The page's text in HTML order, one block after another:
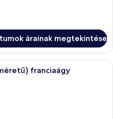
árainak megtekintése
Egy modern szállodai szoba,
franciaágy